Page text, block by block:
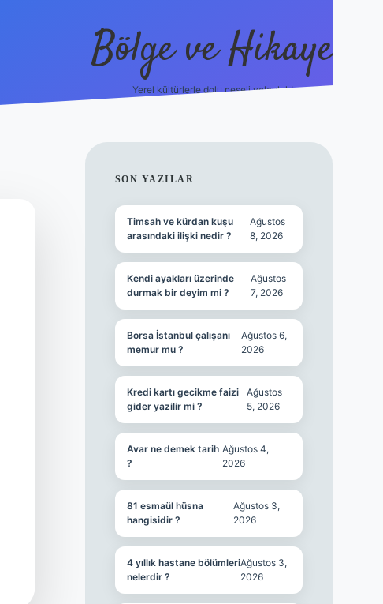
Bölge ve Hikaye
Yerel kültürlerle dolu neşeli yolculuk!
SIDEBAR
SON YAZILAR
Timsah ve kürdan kuşu
arasındaki ilişki nedir ?
Ağustos
8, 2026
Kendi ayakları üzerinde
durmak bir deyim mi ?
Ağustos
7, 2026
Borsa İstanbul çalışanı
memur mu ?
Ağustos 6,
2026
Kredi kartı gecikme faizi
gider yazilir mi ?
Ağustos
5, 2026
Avar ne demek tarih
?
Ağustos 4,
2026
81 esmaül hüsna
hangisidir ?
Ağustos 3,
2026
4 yıllık hastane bölümleri
nelerdir ?
Ağustos 3,
2026
grand